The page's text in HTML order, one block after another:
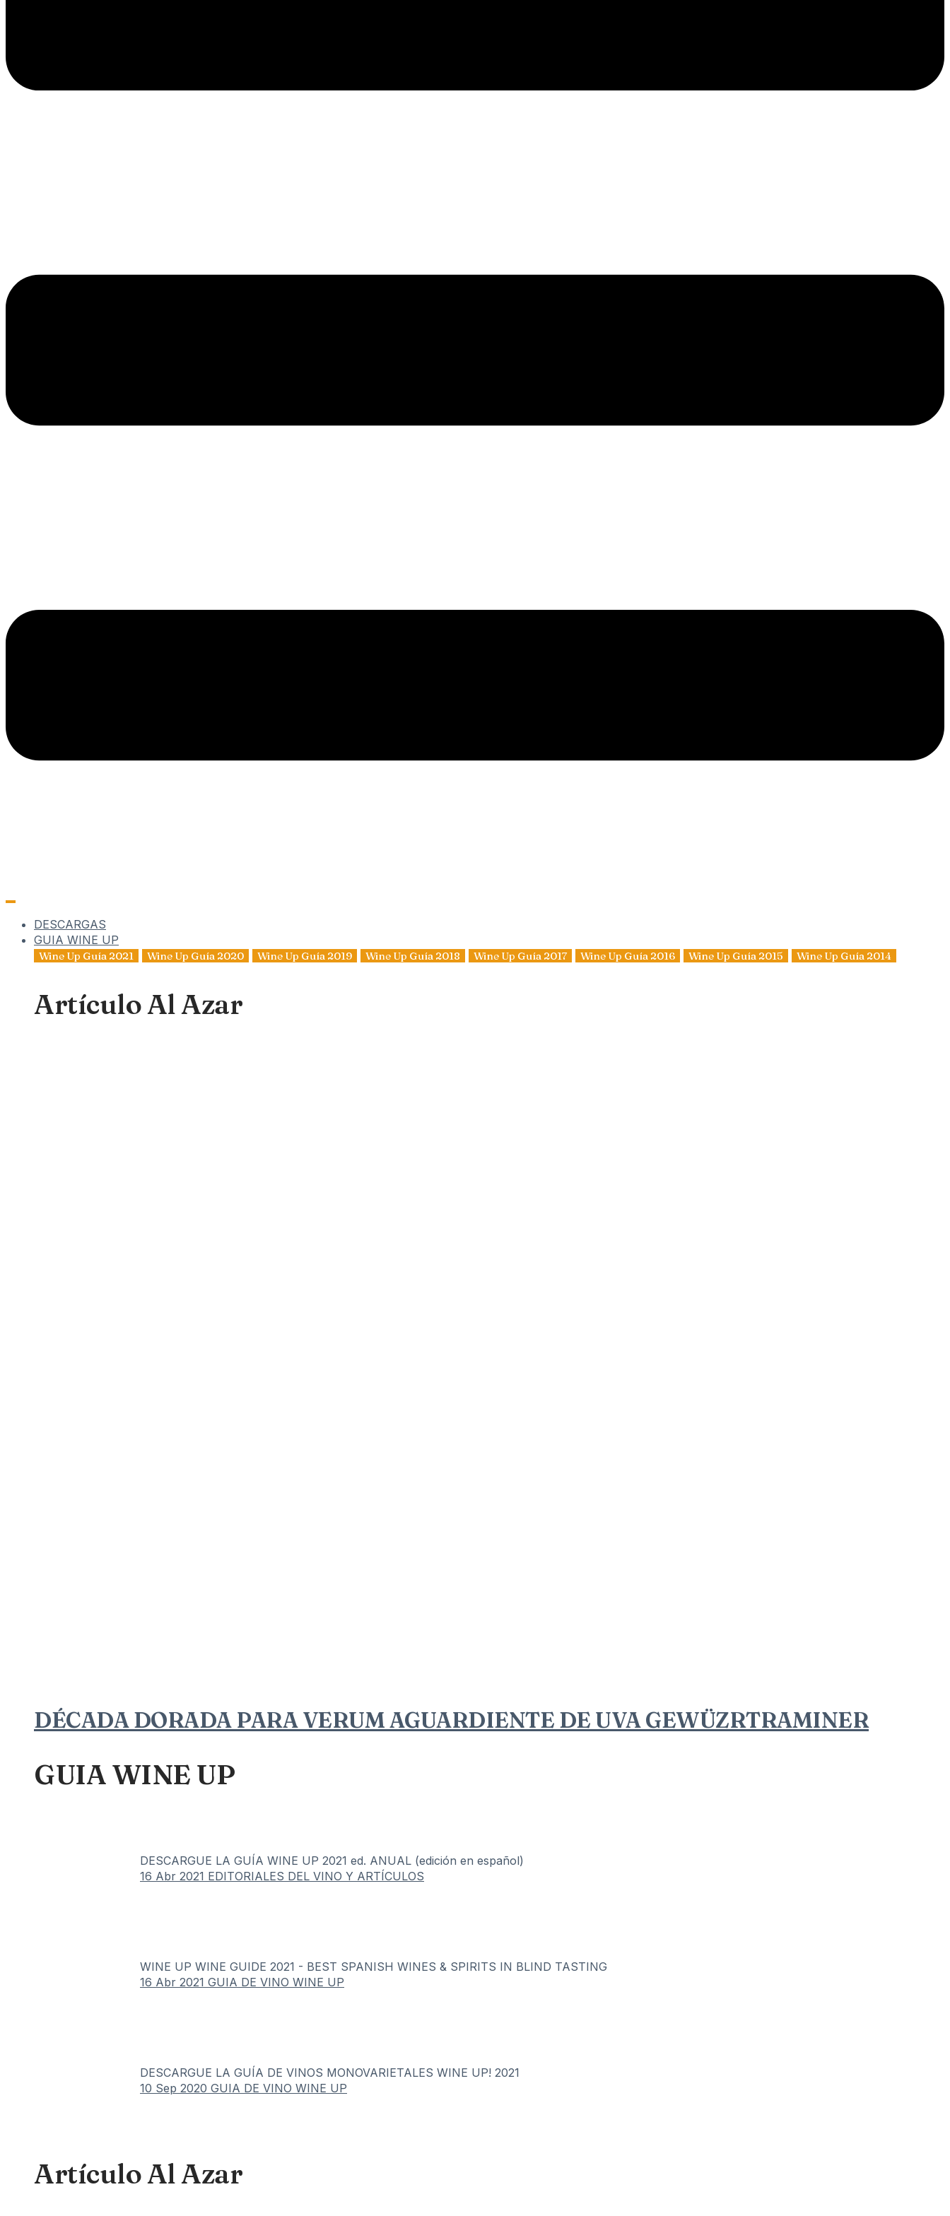
DESCARGAS
GUIA WINE UP
Wine Up Guía 2021 Wine Up Guía 2020 Wine Up Guía 2019 Wine Up Guía 2018 Wine Up Guía 2017 Wine Up Guía 2016 Wine Up Guía 2015 Wine Up Guía 2014
Artículo Al Azar
DÉCADA DORADA PARA VERUM AGUARDIENTE DE UVA GEWÜZRTRAMINER
GUIA WINE UP
DESCARGUE LA GUÍA WINE UP 2021 ed. ANUAL (edición en español)
16 Abr 2021 EDITORIALES DEL VINO Y ARTÍCULOS
WINE UP WINE GUIDE 2021 - BEST SPANISH WINES & SPIRITS IN BLIND TASTING
16 Abr 2021 GUIA DE VINO WINE UP
DESCARGUE LA GUÍA DE VINOS MONOVARIETALES WINE UP! 2021
10 Sep 2020 GUIA DE VINO WINE UP
Artículo Al Azar